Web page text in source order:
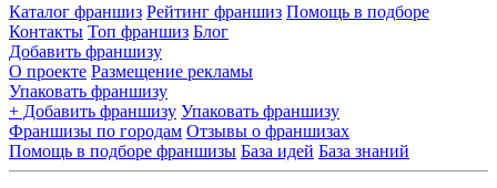
Каталог франшиз Рейтинг франшиз Помощь в подборе
Контакты Топ франшиз Блог
Добавить франшизу
О проекте Размещение рекламы
Упаковать франшизу
+ Добавить франшизу Упаковать франшизу
Франшизы по городам Отзывы о франшизах
Помощь в подборе франшизы База идей База знаний